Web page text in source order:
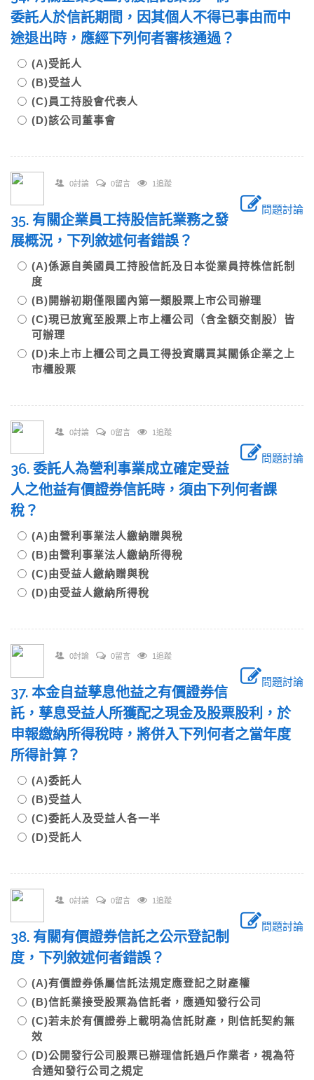
委託人於信託期間，因其個人不得已事由而中
途退出時，應經下列何者審核通過？
(A)受託人
(B)受益人
(C)員工持股會代表人
(D)該公司董事會
0討論 0留言 1追蹤
問題討論
35. 有關企業員工持股信託業務之發
展概況，下列敘述何者錯誤？
(A)係源自美國員工持股信託及日本從業員持株信託制
度
(B)開辦初期僅限國內第一類股票上市公司辦理
(C)現已放寬至股票上市上櫃公司（含全額交割股）皆
可辦理
(D)未上市上櫃公司之員工得投資購買其關係企業之上
市櫃股票
0討論 0留言 1追蹤
問題討論
36. 委託人為營利事業成立確定受益
人之他益有價證券信託時，須由下列何者課
稅？
(A)由營利事業法人繳納贈與稅
(B)由營利事業法人繳納所得稅
(C)由受益人繳納贈與稅
(D)由受益人繳納所得稅
0討論 0留言 1追蹤
問題討論
37. 本金自益孳息他益之有價證券信
託，孳息受益人所獲配之現金及股票股利，於
申報繳納所得稅時，將併入下列何者之當年度
所得計算？
(A)委託人
(B)受益人
(C)委託人及受益人各一半
(D)受託人
0討論 0留言 1追蹤
問題討論
38. 有關有價證券信託之公示登記制
度，下列敘述何者錯誤？
(A)有價證券係屬信託法規定應登記之財產權
(B)信託業接受股票為信託者，應通知發行公司
(C)若未於有價證券上載明為信託財產，則信託契約無
效
(D)公開發行公司股票已辦理信託過戶作業者，視為符
合通知發行公司之規定